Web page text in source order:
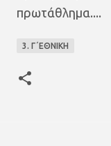
πρωτάθλημα....
3. Γ΄ΕΘΝΙΚΗ